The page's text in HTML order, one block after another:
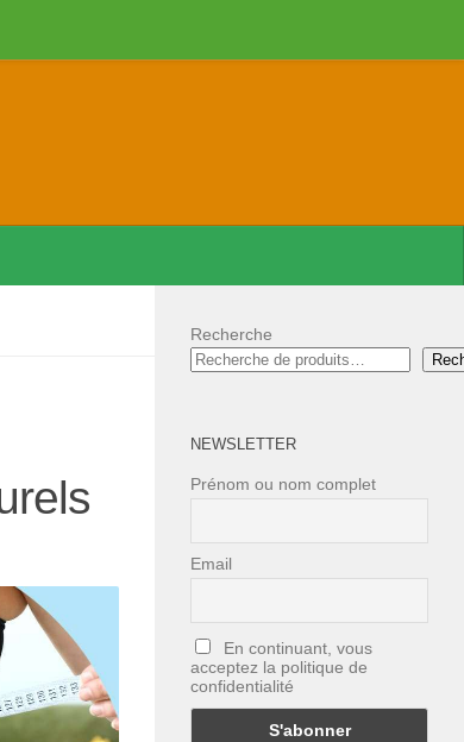
Recherche
NEWSLETTER
Prénom ou nom complet
Email
En continuant, vous
acceptez la politique de
confidentialité